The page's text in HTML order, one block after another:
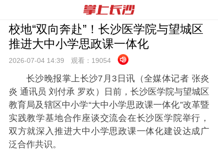
校地“双向奔赴”！长沙医学院与望城区
推进大中小学思政课一体化
2026-07-04 14:39 观看： 19054
长沙晚报掌上长沙7月3日讯（全媒体记者 张炎
炎 通讯员 刘付承 罗欢）日前，长沙医学院与望城区
教育局及辖区中小学“大中小学思政课一体化”改革暨
实践教学基地合作座谈交流会在长沙医学院举行，
双方就深入推进大中小学思政课一体化建设达成广
泛合作共识。